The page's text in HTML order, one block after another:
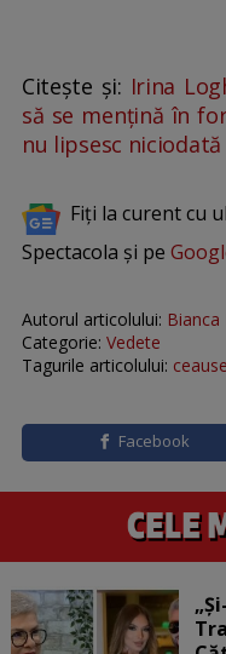
Citește și: Irina
să se mențină în
nu lipsesc
Fiți la curent cu
Spectacola și pe
Autorul articolului:
Categorie: Vedete
Tagurile articolului:
Facebook